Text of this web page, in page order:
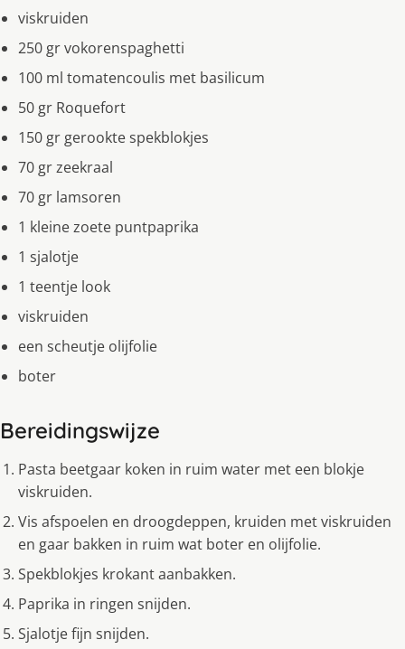
viskruiden
250 gr vokorenspaghetti
100 ml tomatencoulis met basilicum
50 gr Roquefort
150 gr gerookte spekblokjes
70 gr zeekraal
70 gr lamsoren
1 kleine zoete puntpaprika
1 sjalotje
1 teentje look
viskruiden
een scheutje olijfolie
boter
Bereidingswijze
Pasta beetgaar koken in ruim water met een blokje
viskruiden.
Vis afspoelen en droogdeppen, kruiden met viskruiden
en gaar bakken in ruim wat boter en olijfolie.
Spekblokjes krokant aanbakken.
Paprika in ringen snijden.
Sjalotje fijn snijden.